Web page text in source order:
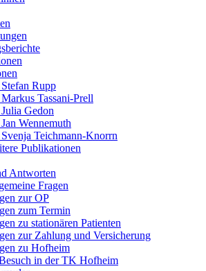
Rupp
Tassani-Prell
Gedon
Wennemuth
Teichmann-Knorrn
Publikationen
Antworten
Fragen
zur OP
zum Termin
zu stationären Patienten
zur Zahlung und Versicherung
zu Hofheim
in der TK Hofheim